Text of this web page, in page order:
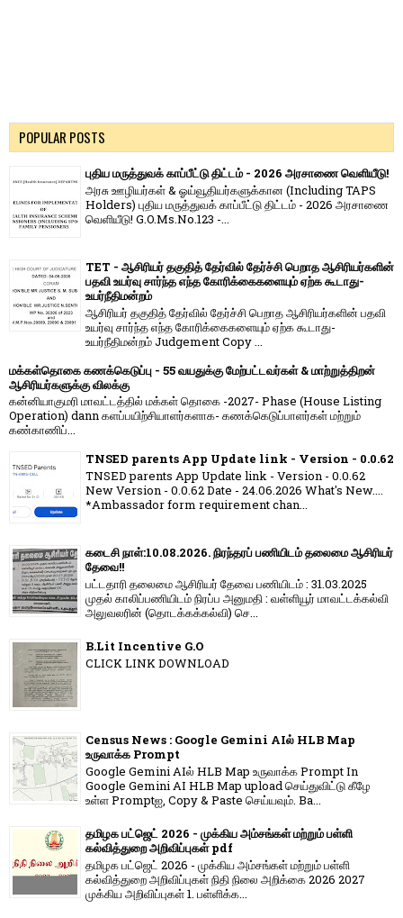
POPULAR POSTS
புதிய மருத்துவக் காப்பீட்டு திட்டம் - 2026 அரசாணை வெளியீடு!
அரசு ஊழியர்கள் & ஓய்வூதியர்களுக்கான (Including TAPS
Holders) புதிய மருத்துவக் காப்பீட்டு திட்டம் - 2026 அரசாணை
வெளியீடு! G.O.Ms.No.123 -...
TET - ஆசிரியர் தகுதித் தேர்வில் தேர்ச்சி பெறாத ஆசிரியர்களின்
பதவி உயர்வு சார்ந்த எந்த கோரிக்கைகளையும் ஏற்க கூடாது-
உயர்நீதிமன்றம்
ஆசிரியர் தகுதித் தேர்வில் தேர்ச்சி பெறாத ஆசிரியர்களின் பதவி
உயர்வு சார்ந்த எந்த கோரிக்கைகளையும் ஏற்க கூடாது-
உயர்நீதிமன்றம் Judgement Copy ...
மக்கள்தொகை கணக்கெடுப்பு - 55 வயதுக்கு மேற்பட்டவர்கள் & மாற்றுத்திறன்
ஆசிரியர்களுக்கு விலக்கு
கன்னியாகுமரி மாவட்டத்தில் மக்கள் தொகை -2027- Phase (House Listing
Operation) dann களப்பயிற்சியாளர்களாக- கணக்கெடுப்பாளர்கள் மற்றும்
கண்காணிப்...
TNSED parents App Update link - Version - 0.0.62
TNSED parents App Update link - Version - 0.0.62
New Version - 0.0.62 Date - 24.06.2026 What's New....
*Ambassador form requirement chan...
கடைசி நாள்:10.08.2026. நிரந்தரப் பணியிடம் தலைமை ஆசிரியர்
தேவை!!
பட்டதாரி தலைமை ஆசிரியர் தேவை பணியிடம் : 31.03.2025
முதல் காலிப்பணியிடம் நிரப்ப அனுமதி : வள்ளியூர் மாவட்டக்கல்வி
அலுவலரின் (தொடக்கக்கல்வி) செ...
B.Lit Incentive G.O
CLICK LINK DOWNLOAD
Census News : Google Gemini AIல் HLB Map
உருவாக்க Prompt
Google Gemini AIல் HLB Map உருவாக்க Prompt In
Google Gemini AI HLB Map upload செய்துவிட்டு கீழே
உள்ள Promptஐ, Copy & Paste செய்யவும். Ba...
தமிழக பட்ஜெட் 2026 - முக்கிய அம்சங்கள் மற்றும் பள்ளி
கல்வித்துறை அறிவிப்புகள் pdf
தமிழக பட்ஜெட் 2026 - முக்கிய அம்சங்கள் மற்றும் பள்ளி
கல்வித்துறை அறிவிப்புகள் நிதி நிலை அறிக்கை 2026 2027
முக்கிய அறிவிப்புகள் 1. பள்ளிக்க...